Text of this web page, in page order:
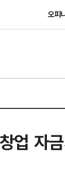
오피
업 자